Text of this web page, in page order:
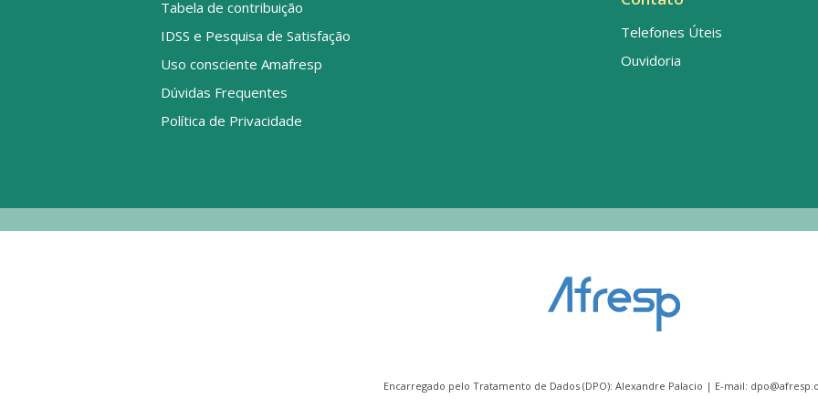
Tabela de contribuição
IDSS e Pesquisa de Satisfação
Uso consciente Amafresp
Dúvidas Frequentes
Política de Privacidade
Telefones Úteis
Ouvidoria
Encarregado pelo Tratamento de Dados (DPO): Alexandre Palacio | E-mail: